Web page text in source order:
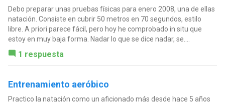
Debo preparar unas pruebas físicas para enero 2008, una de ellas
natación. Consiste en cubrir 50 metros en 70 segundos, estilo
libre. A priori parece fácil, pero hoy he comprobado in situ que
estoy en muy baja forma. Nadar lo que se dice nadar, se....
1 respuesta
Entrenamiento aeróbico
Practico la natación como un aficionado más desde hace 5 años